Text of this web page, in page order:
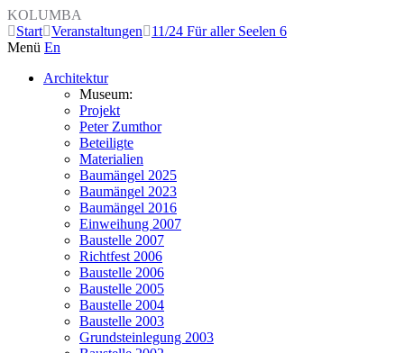
KOLUMBA
Start Veranstaltungen
11/24 Für aller Seelen 6
Menü En
Architektur
Museum:
Projekt
Peter Zumthor
Beteiligte
Materialien
Baumängel 2025
Baumängel 2023
Baumängel 2016
Einweihung 2007
Baustelle 2007
Richtfest 2006
Baustelle 2006
Baustelle 2005
Baustelle 2004
Baustelle 2003
Grundsteinlegung 2003